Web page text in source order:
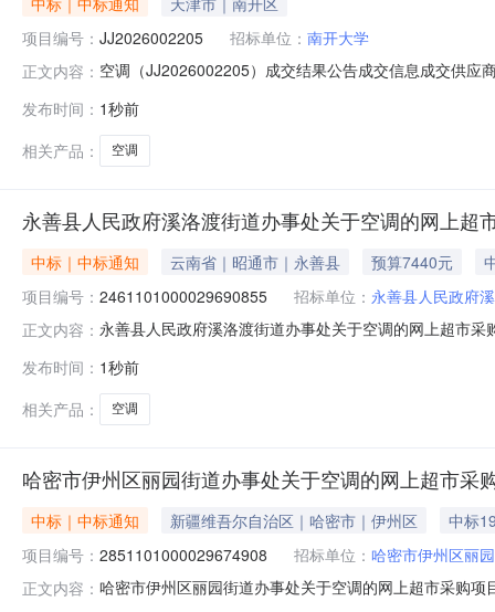
项目编号： JJ2026002205 招标单位： 南开大学
正文内容： 空调（JJ2026002205）成交结果公告成交信息成交供
时间要求：到货时间要求：按照合同约定执行预算总价
发布时间： 1秒前
相关产品：
空调
永善县人民政府溪洛渡街道办事处关于空调的网上超
中标｜中标通知 云南省｜昭通市｜永善县 预算7440元
项目编号： 2461101000029690855 招标单位： 永善县人民政府
正文内容： 永善县人民政府溪洛渡街道办事处关于空调的网上超市
购计划金额14530625JH202601388-17440.0预算总额
发布时间： 1秒前
相关产品：
空调
哈密市伊州区丽园街道办事处关于空调的网上超市采
中标｜中标通知 新疆维吾尔自治区｜哈密市｜伊州区
中标
项目编号： 2851101000029674908 招标单位： 哈密市伊州区丽
正文内容： 哈密市伊州区丽园街道办事处关于空调的网上超市采购